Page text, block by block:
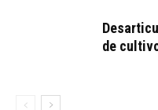
de